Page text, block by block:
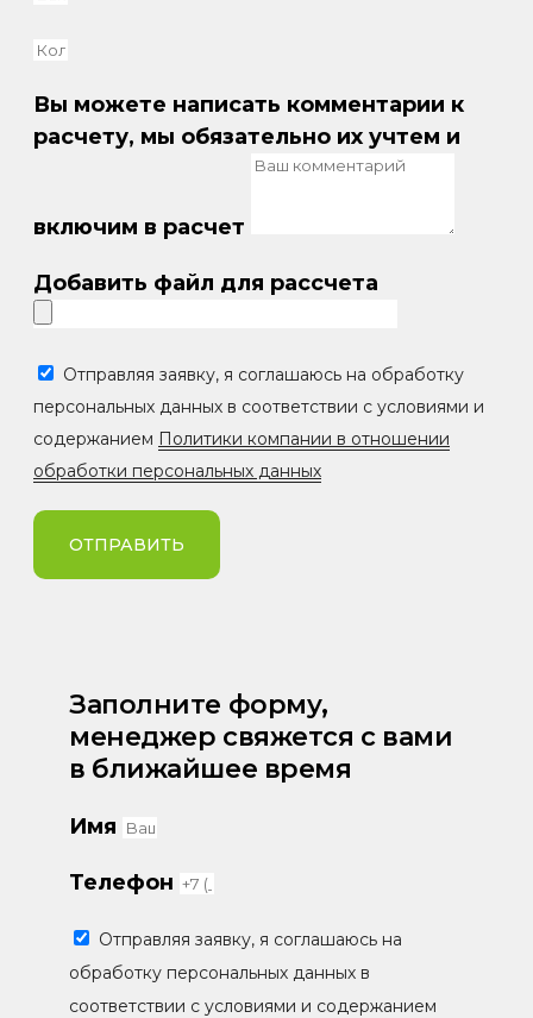
Вы можете написать комментарии к
расчету, мы обязательно их учтем и
включим в расчет
Добавить файл для рассчета
Отправляя заявку, я соглашаюсь на обработку
персональных данных в соответствии с условиями и
содержанием Политики компании в отношении
обработки персональных данных
ОТПРАВИТЬ
Заполните форму,
менеджер свяжется с вами
в ближайшее время
Имя
Телефон
Отправляя заявку, я соглашаюсь на
обработку персональных данных в
соответствии с условиями и содержанием